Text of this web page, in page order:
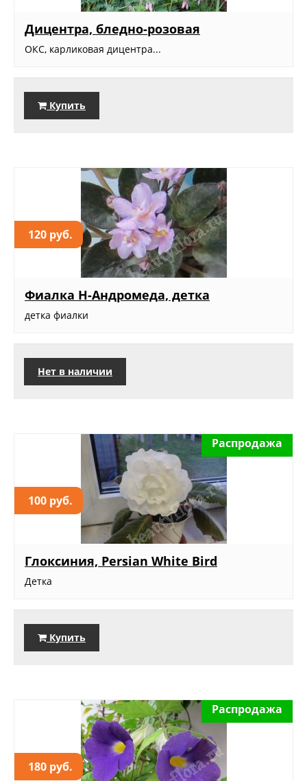
Дицентра, бледно-розовая
ОКС, карликовая дицентра...
Купить
120 руб.
Фиалка Н-Андромеда, детка
детка фиалки
Нет в наличии
100 руб.
Распродажа
Глоксиния, Persian White Bird
Детка
Купить
180 руб.
Распродажа